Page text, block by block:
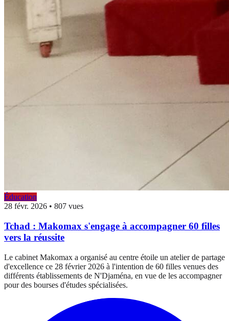
Éducation
28 févr. 2026 • 807 vues
Tchad : Makomax s'engage à accompagner 60 filles
vers la réussite
Le cabinet Makomax a organisé au centre étoile un atelier de partage
d'excellence ce 28 février 2026 à l'intention de 60 filles venues des
différents établissements de N'Djaména, en vue de les accompagner
pour des bourses d'études spécialisées.